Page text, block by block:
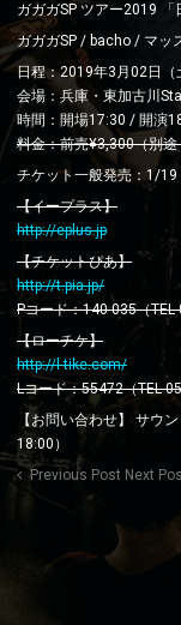
ガガガSP ツアー2019 「
ガガガSP / bacho / マッ
日程：2019年3月02日（
会場：兵庫・東加古川
時間：開場17:30 / 開演
料金：前売¥3,300（別
チケット一般発売：1/
【イープラス】
http://eplus.jp
【チケットぴあ】
http://t.pia.jp/
Pコード：140-035（
【ローチケ】
http://l-tike.com/
Lコード：55472（TEL
【お問い合わせ】 サウ
18:00）
Previous Post Next